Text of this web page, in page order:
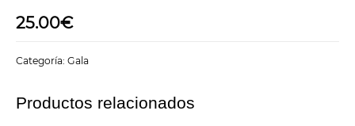
25.00€
Categoría: Gala
Productos relacionados